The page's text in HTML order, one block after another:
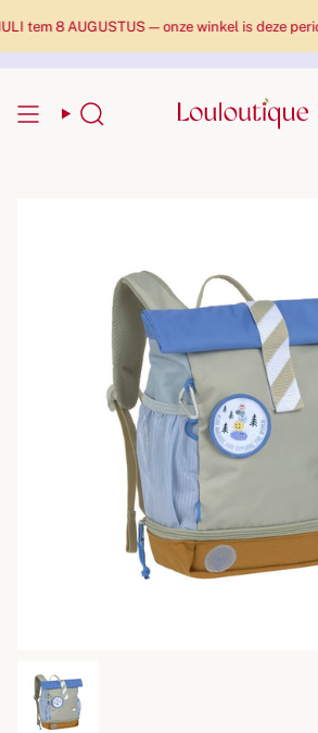
tem 8 AUGUSTUS — onze winkel is deze
Zoekopdracht